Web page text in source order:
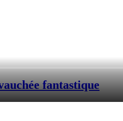
fantastique